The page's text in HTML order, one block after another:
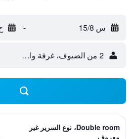
س 15/8 - ح
2 من الضيوف، غرفة واحدة
Double room، نوع السرير غير
معروف